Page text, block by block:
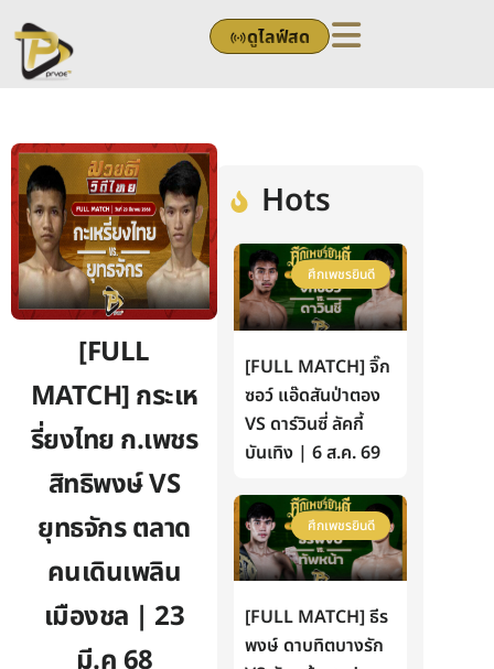
to
content
ดูไลฟ์สด
[FULL
MATCH] กระเห
รี่ยงไทย ก.เพชร
สิทธิพงษ์ VS
ยุทธจักร ตลาด
คนเดินเพลิน
เมืองชล | 23
Hots
ศึกเพชรยินดี
[FULL MATCH] จิ๊ก
ซอว์ แอ๊ดสันป่าตอง
VS ดาร์วินซี่ ลัคกี้
บันเทิง | 6 ส.ค. 69
ศึกเพชรยินดี
[FULL MATCH] ธีร
พงษ์ ดาบทิตบางรัก